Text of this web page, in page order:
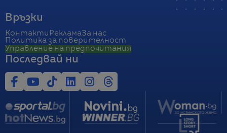
Връзки
Контакти РекламаЗа нас
Политика за поверителност
Управление на предпочитания
Последвай ни